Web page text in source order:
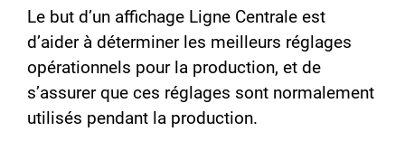
Le but d’un affichage Ligne Centrale est
d’aider à déterminer les meilleurs réglages
opérationnels pour la production, et de
s’assurer que ces réglages sont normalement
utilisés pendant la production.